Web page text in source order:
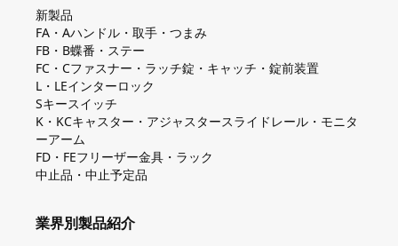
新製品
FA・Aハンドル・取手・つまみ
FB・B蝶番・ステー
FC・Cファスナー・ラッチ錠・キャッチ・錠前装置
L・LEインターロック
Sキースイッチ
K・KCキャスター・アジャスタースライドレール・モニタ
ーアーム
FD・FEフリーザー金具・ラック
中止品・中止予定品
業界別製品紹介